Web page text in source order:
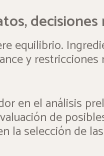
equilibrio.
y
en el análisis
de
la selección de